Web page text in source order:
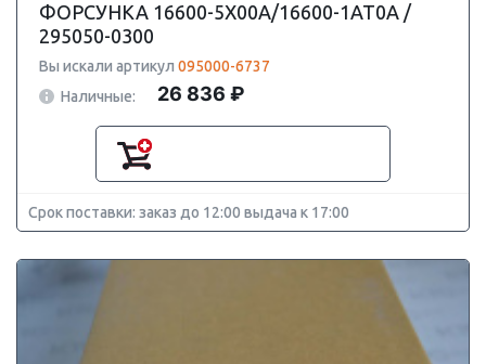
ФОРСУНКА 16600-5X00A/16600-1AT0A /
295050-0300
Вы искали артикул 095000-6737
Наличные:
26 836 ₽
Срок поставки: заказ до 12:00 выдача к 17:00